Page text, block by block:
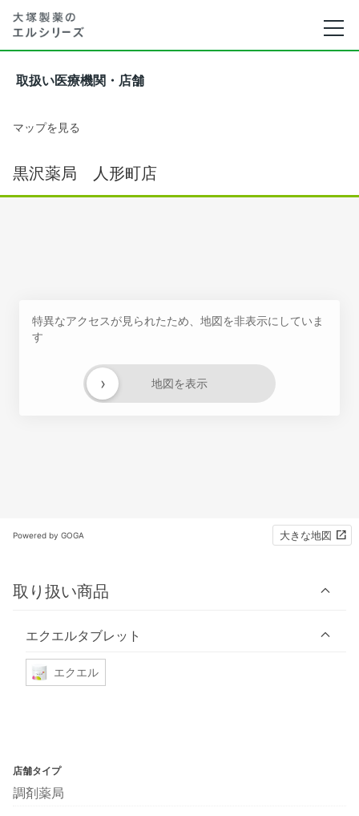
取扱い医療機関・店舗
マップを見る
黒沢薬局 人形町店
特異なアクセスが見られたため、地図を非表示にしていま
す
地図を表示
›
Powered by GOGA 大きな地図
取り扱い商品
エクエルタブレット
エクエル
店舗タイプ
調剤薬局